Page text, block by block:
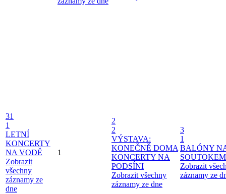
31
1
LETNÍ
KONCERTY
NA VODĚ
Zobrazit
všechny
záznamy ze
dne
1
2
2
VÝSTAVA:
KONEČNĚ DOMA
KONCERTY NA
PODSÍNI
Zobrazit všechny
záznamy ze dne
3
1
BALÓNY
SOUTOKEM
Zobrazit
záznamy ze